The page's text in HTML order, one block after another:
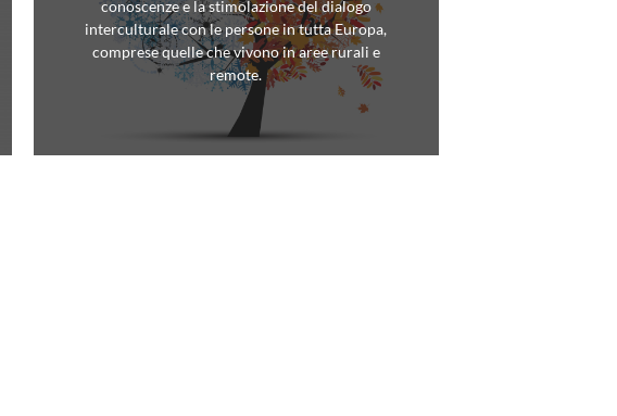
conoscenze e la stimolazione del dialogo
interculturale con le persone in tutta Europa,
comprese quelle che vivono in aree rurali e
remote.